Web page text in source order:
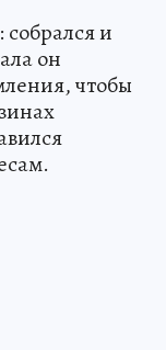
собрался и
он
чтобы